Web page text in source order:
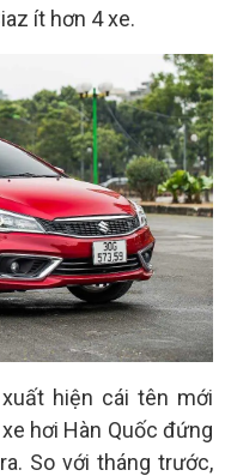
ít hơn 4 xe.
hiện cái tên mới
hơi Hàn Quốc đứng
So với tháng trước,